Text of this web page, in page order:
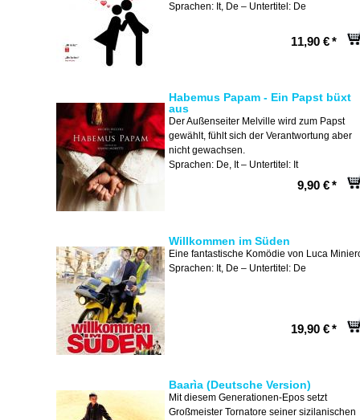
Sprachen: It, De – Untertitel: De
11,90 €*
Habemus Papam - Ein Papst büxt
aus
Der Außenseiter Melville wird zum Papst
gewählt, fühlt sich der Verantwortung aber
nicht gewachsen.
Sprachen: De, It – Untertitel: It
9,90 €*
Willkommen im Süden
Eine fantastische Komödie von Luca
Sprachen: It, De – Untertitel: De
19,90 €*
Baarìa (Deutsche Version)
Mit diesem Generationen-Epos setzt
Großmeister Tornatore seiner sizilanischen